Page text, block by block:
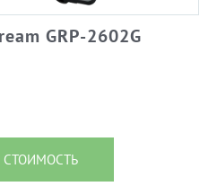
GRP-2602G
СТОИМОСТЬ